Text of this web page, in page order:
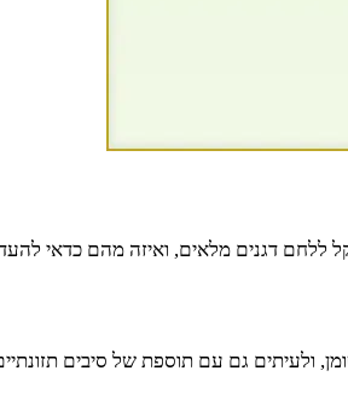
דגנים מלאים, ואיזה מהם כדאי
ולעיתים גם עם תוספת של סיבים